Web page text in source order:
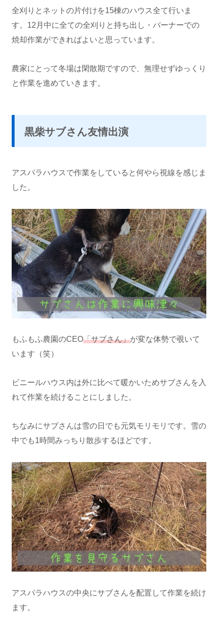
全刈りとネットの片付けを15棟のハウス全て行いま
す。12月中に全ての全刈りと持ち出し・バーナーでの
焼却作業ができればよいと思っています。
農家にとって冬場は閑散期ですので、無理せずゆっくり
と作業を進めていきます。
黒柴サブさん友情出演
アスパラハウスで作業をしていると何やら視線を感じま
した。
もふもふ農園のCEO「サブさん」が変な体勢で覗いて
います（笑）
ビニールハウス内は外に比べて暖かいためサブさんを入
れて作業を続けることにしました。
ちなみにサブさんは雪の日でも元気モリモリです。雪の
中でも1時間みっちり散歩するほどです。
アスパラハウスの中央にサブさんを配置して作業を続け
ます。